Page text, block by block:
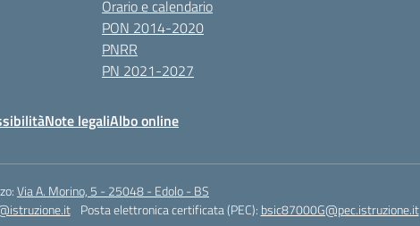
Orario e calendario
PON 2014-2020
PNRR
PN 2021-2027
Note legaliAlbo online
Via A. Morino, 5 - 25048 - Edolo - BS
Posta elettronica certificata (PEC): bsic87000G@pec.istruzione.it